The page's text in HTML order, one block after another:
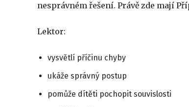
nesprávném řešení. Právě zde mají
Lektor:
vysvětlí příčinu chyby
ukáže správný postup
pomůže dítěti pochopit souvislosti